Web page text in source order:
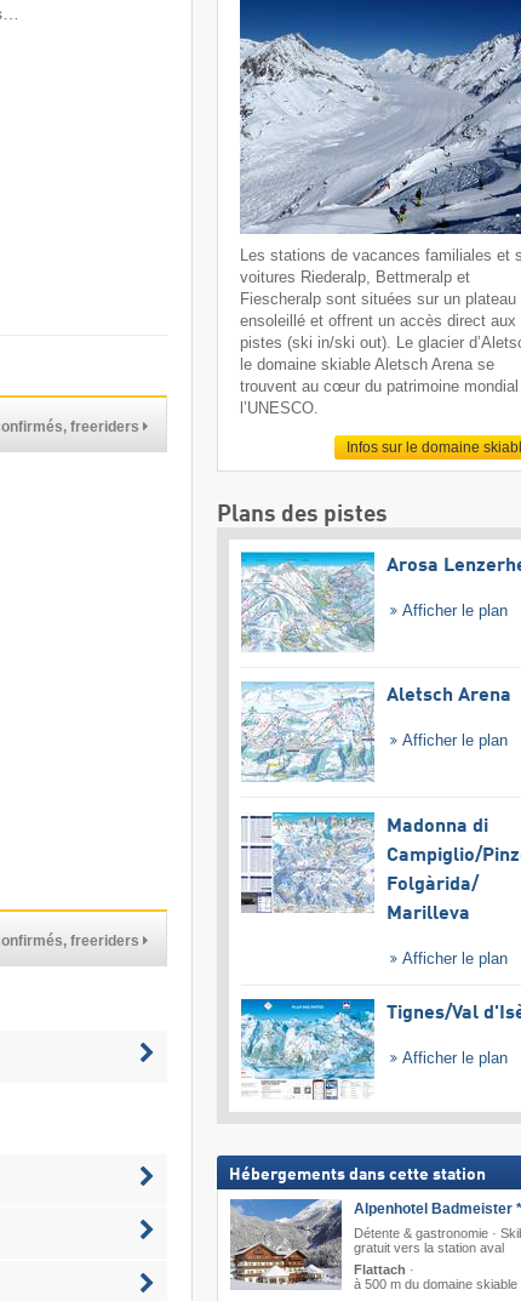
freeriders
freeriders
Les stations de vacances familiales et
voitures Riederalp, Bettmeralp et
Fiescheralp sont situées sur un plateau
ensoleillé et offrent un accès direct aux
pistes (ski in/ski out). Le glacier
le domaine skiable Aletsch Arena se
trouvent au cœur du patrimoine
l’UNESCO.
Infos sur le domaine
Plans des pistes
Arosa
Afficher le plan
Aletsch Arena
Afficher le plan
Madonna di
Campiglio/​
Folgàrida/​
Marilleva
Afficher le plan
Tignes/​Val
Afficher le plan
Hébergements dans cette station
Alpenhotel Badmeister
Détente & gastronomie ·
gratuit vers la station aval
Flattach ·
à 500 m du domaine skiable